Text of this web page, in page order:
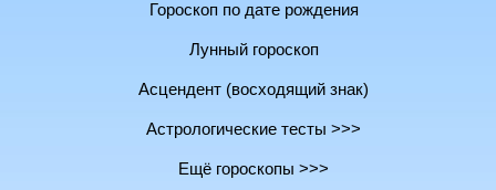
Гороскоп по дате рождения
Лунный гороскоп
Асцендент (восходящий знак)
Астрологические тесты >>>
Ещё гороскопы >>>